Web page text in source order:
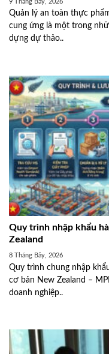
9 Tháng Bảy, 2026
Quản lý an toàn thực
cung ứng là một trong
dựng dự thảo..
Quy trình nhập khẩu
Zealand
8 Tháng Bảy, 2026
Quy trình chung nhập
cơ bản New Zealand –
doanh nghiệp..